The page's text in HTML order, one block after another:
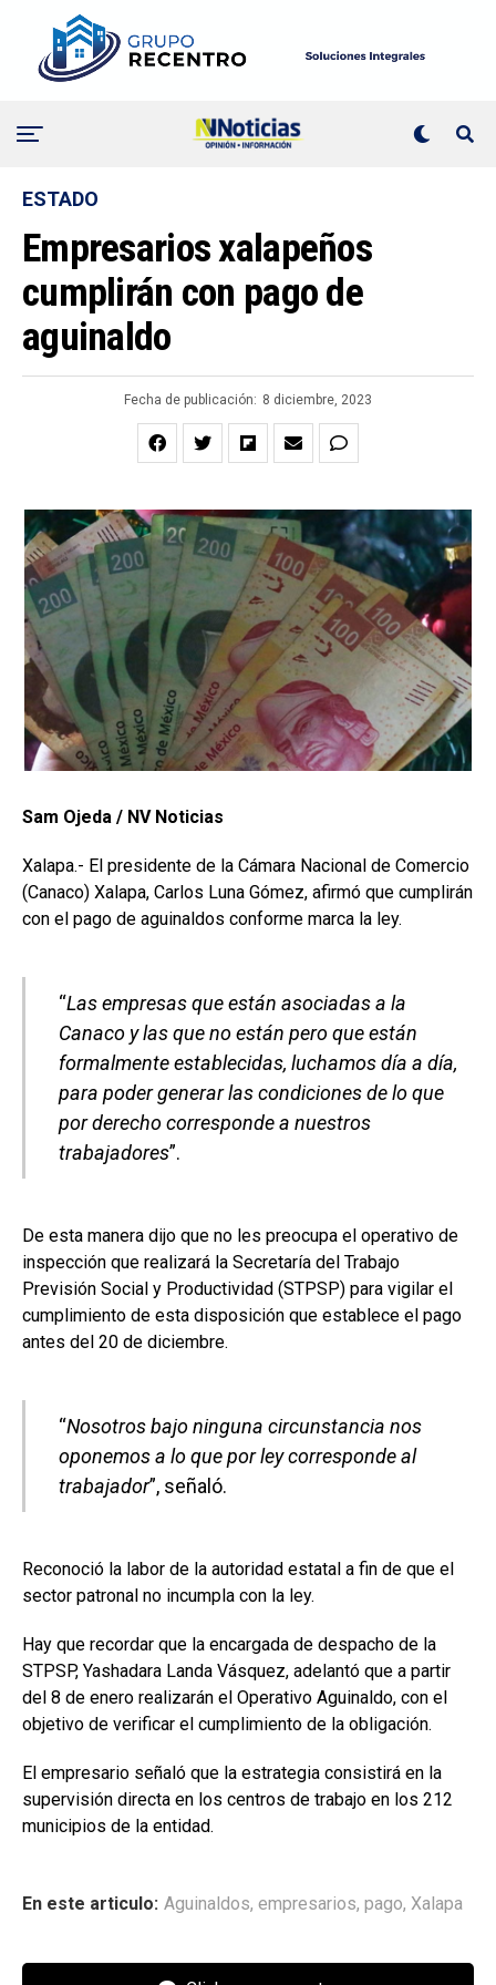
ESTADO
Empresarios xalapeños
cumplirán con pago de
aguinaldo
Fecha de publicación: 8 diciembre, 2023
Sam Ojeda / NV Noticias
Xalapa.- El presidente de la Cámara Nacional de Comercio
(Canaco) Xalapa, Carlos Luna Gómez, afirmó que cumplirán
con el pago de aguinaldos conforme marca la ley.
“Las empresas que están asociadas a la
Canaco y las que no están pero que están
formalmente establecidas, luchamos día a día,
para poder generar las condiciones de lo que
por derecho corresponde a nuestros
trabajadores”.
De esta manera dijo que no les preocupa el operativo de
inspección que realizará la Secretaría del Trabajo
Previsión Social y Productividad (STPSP) para vigilar el
cumplimiento de esta disposición que establece el pago
antes del 20 de diciembre.
“Nosotros bajo ninguna circunstancia nos
oponemos a lo que por ley corresponde al
trabajador”, señaló.
Reconoció la labor de la autoridad estatal a fin de que el
sector patronal no incumpla con la ley.
Hay que recordar que la encargada de despacho de la
STPSP, Yashadara Landa Vásquez, adelantó que a partir
del 8 de enero realizarán el Operativo Aguinaldo, con el
objetivo de verificar el cumplimiento de la obligación.
El empresario señaló que la estrategia consistirá en la
supervisión directa en los centros de trabajo en los 212
municipios de la entidad.
En este articulo: Aguinaldos, empresarios, pago, Xalapa